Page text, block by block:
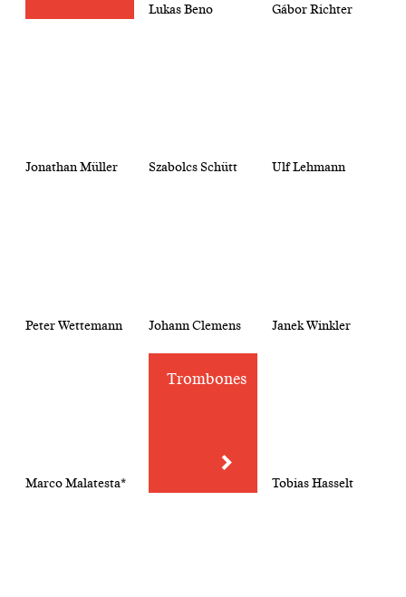
Lukas Beno Gábor Richter
Jonathan Müller Szabolcs Schütt Ulf Lehmann
Peter Wettemann Johann Clemens Janek Winkler
Marco Malatesta*
Trombones
Tobias Hasselt